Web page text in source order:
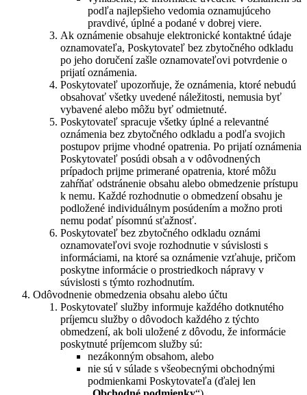
podľa najlepšieho vedomia oznamujúceho
pravdivé, úplné a podané v dobrej viere.
Ak oznámenie obsahuje elektronické kontaktné údaje
oznamovateľa, Poskytovateľ bez zbytočného odkladu
po jeho doručení zašle oznamovateľovi potvrdenie o
prijatí oznámenia.
Poskytovateľ upozorňuje, že oznámenia, ktoré nebudú
obsahovať všetky uvedené náležitosti, nemusia byť
vybavené alebo môžu byť odmietnuté.
Poskytovateľ spracuje všetky úplné a relevantné
oznámenia bez zbytočného odkladu a podľa svojich
postupov prijme vhodné opatrenia. Po prijatí oznámenia
Poskytovateľ posúdi obsah a v odôvodnených
prípadoch prijme primerané opatrenia, ktoré môžu
zahŕňať odstránenie obsahu alebo obmedzenie prístupu
k nemu. Každé rozhodnutie o obmedzení obsahu je
podložené individuálnym posúdením a možno proti
nemu podať písomnú sťažnosť.
Poskytovateľ bez zbytočného odkladu oznámi
oznamovateľovi svoje rozhodnutie v súvislosti s
informáciami, na ktoré sa oznámenie vzťahuje, pričom
poskytne informácie o prostriedkoch nápravy v
súvislosti s týmto rozhodnutím.
Odôvodnenie obmedzenia obsahu alebo účtu
Poskytovateľ služby informuje každého dotknutého
príjemcu služby o dôvodoch každého z týchto
obmedzení, ak boli uložené z dôvodu, že informácie
poskytnuté príjemcom služby sú:
nezákonným obsahom, alebo
nie sú v súlade s všeobecnými obchodnými
podmienkami Poskytovateľa (ďalej len